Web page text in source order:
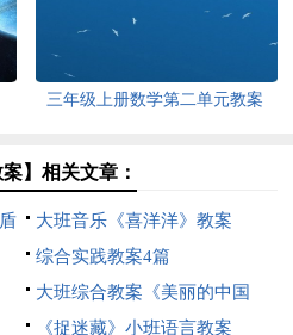
三年级上册数学第二单元教案
】相关文章：
大班音乐《喜洋洋》教案
综合实践教案4篇
大班综合教案《美丽的中国
结》《捉迷藏》小班语言教案